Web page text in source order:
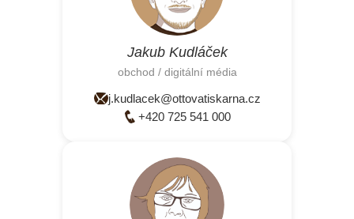
Jakub Kudláček
obchod / digitální média
j.kudlacek@ottovatiskarna.cz
+420 725 541 000